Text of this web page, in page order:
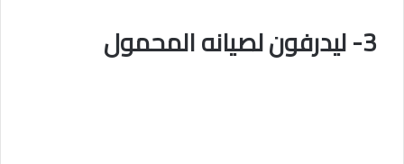
3- ليدرفون لصيانه المحمول